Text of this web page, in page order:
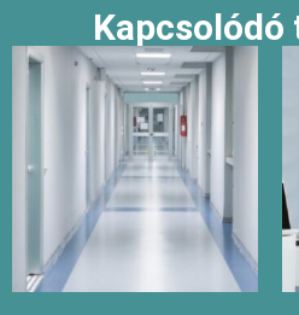
Kapcsolódó